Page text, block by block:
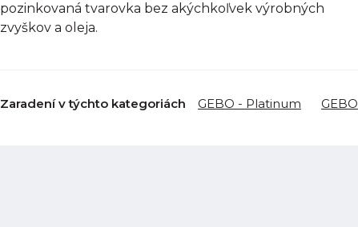
pozinkovaná tvarovka bez akýchkoľvek výrobných
zvyškov a oleja.
Zaradení v týchto kategoriách GEBO - Platinum GEBO